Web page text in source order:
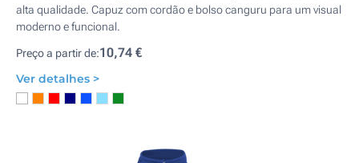
alta qualidade. Capuz com cordão e bolso canguru para um visual
moderno e funcional.
Preço a partir de:10,74 €
Ver detalhes >